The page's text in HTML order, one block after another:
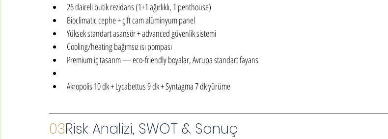
26 daireli butik rezidans (1+1 ağırlıklı, 1 penthouse)
Bioclimatic cephe + çift cam alüminyum panel
Yüksek standart asansör + advanced güvenlik sistemi
Cooling/heating bağımsız ısı pompası
Premium iç tasarım — eco-friendly boyalar, Avrupa standart fayans
Akropolis 10 dk + Lycabettus 9 dk + Syntagma 7 dk yürüme
03Risk Analizi, SWOT & Sonuç